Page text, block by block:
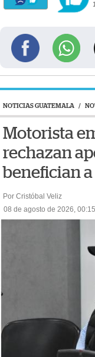
1
NOTICIAS GUATEMALA /
Motorista
rechazan
benefician
Por Cristóbal Veliz
08 de agosto de 2026, 00:15